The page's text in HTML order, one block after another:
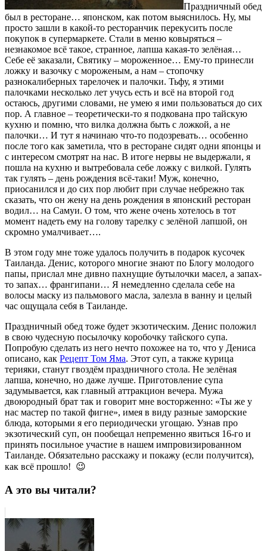
Праздничный обед
был в ресторане… японском, как потом выяснилось. Ну, мы
просто зашли в какой-то ресторанчик перекусить после
покупок в супермаркете. Стали в меню ковыряться –
незнакомое всё такое, странное, лапша какая-то зелёная…
Себе её заказали, Святику – мороженное… Ему-то принесли
ложку и вазочку с мороженым, а нам – стопочку
разнокалиберных тарелочек и палочки. Тьфу, я этими
палочками несколько лет учусь есть и всё на второй год
остаюсь, другими словами, не умею я ими пользоваться до сих
пор. А главное – теоретически-то я подкована про тайскую
кухню и помню, что вилка должна быть с ложкой, а не
палочки… И тут я начинаю что-то подозревать… особенно
после того как заметила, что в ресторане сидят одни японцы и
с интересом смотрят на нас. В итоге нервы не выдержали, я
пошла на кухню и вытребовала себе ложку с вилкой. Гулять
так гулять – день рождения всё-таки! Муж, конечно,
приосанился и до сих пор любит при случае небрежно так
сказать, что он жену на день рождения в японский ресторан
водил… на Самуи. О том, что жене очень хотелось в тот
момент надеть ему на голову тарелку с зелёной лапшой, он
скромно умалчивает….
В этом году мне тоже удалось получить в подарок кусочек
Таиланда. Денис, которого многие знают по Блогу молодого
папы, прислал мне дивно пахнущие бутылочки масел, а запах-
то запах… франгипани… Я немедленно сделала себе на
волосы маску из пальмового масла, залезла в ванну и целый
час ощущала себя в Таиланде.
Праздничный обед тоже будет экзотическим. Денис положил
в свою чудесную посылочку коробочку тайского супа.
Попробую сделать из него нечто похожее на то, что у Дениса
описано, как Рецепт Том Яма. Этот суп, а также курица
терияки, станут гвоздём праздничного стола. Не зелёная
лапша, конечно, но даже лучше. Приготовление супа
задумывается, как главный аттракцион вечера. Мужа
двоюродный брат так и говорит мне восторженно: «Ты же у
нас мастер по такой фигне», имея в виду разные заморские
блюда, которыми я его периодически угощаю. Узнав про
экзотический суп, он пообещал непременно явиться 16-го и
принять посильное участие в нашем импровизированном
Таиланде. Обязательно расскажу и покажу (если получится),
как всё прошло! 😉
А это вы читали?